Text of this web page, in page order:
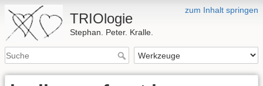
zum Inhalt springen
TRIOlogie
Stephan. Peter. Kralle.